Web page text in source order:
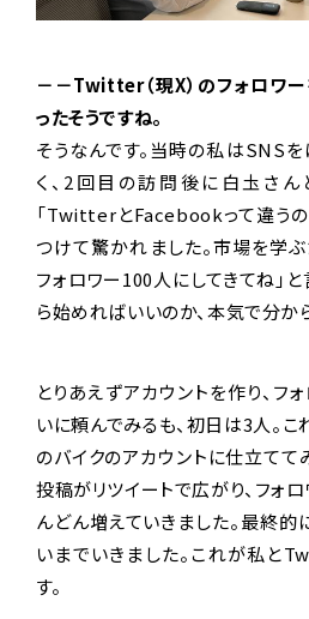
－－Twitter（現X）のフォロワ
ったそうですね。
そうなんです。当時の私はSNS
く、2回目の訪問後に白圡さ
「TwitterとFacebookって違うの
つけて驚かれました。市場を学
フォロワー100人にしてきてね」
ら始めればいいのか、本気で分か
とりあえずアカウントを作り、フ
いに頼んでみるも、初日は3人。こ
のバイクのアカウントに仕立てて
投稿がリツイートで広がり、フォ
んどん増えていきました。最終的
いまでいきました。これが私と
す。